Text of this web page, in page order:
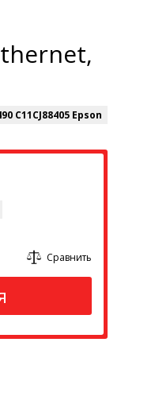
C11CJ88405 Epson
Сравнить